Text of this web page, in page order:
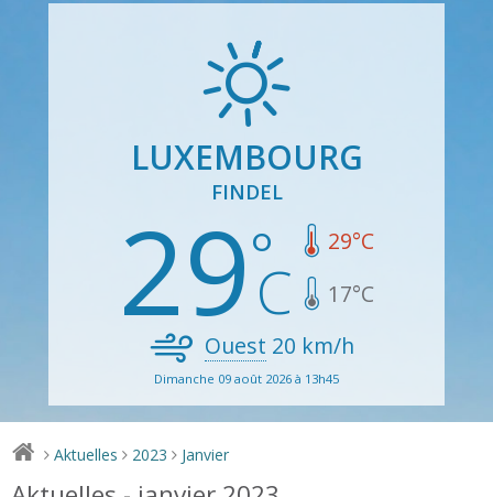
LUXEMBOURG
FINDEL
29 29°C
17°C
Ouest 20 km/h
Dimanche 09 août 2026 à 13h45
> Aktuelles > 2023 > Janvier